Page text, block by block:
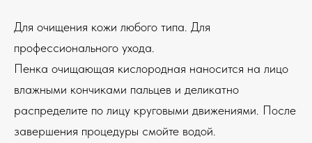
Для очищения кожи любого типа. Для
профессионального ухода.
Пенка очищающая кислородная наносится на лицо
влажными кончиками пальцев и деликатно
распределите по лицу круговыми движениями. После
завершения процедуры смойте водой.